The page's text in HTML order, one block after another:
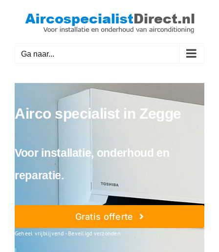
Ga naar...
Airco specialist in Zegge
Voor installatie, onderhoud en
reparatie.
Gratis offerte
Geheel vrijblijvend - Beveiligd verzonden